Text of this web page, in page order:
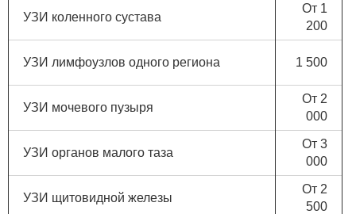
УЗИ коленного сустава
От 1
200
УЗИ лимфоузлов одного региона 1 500
УЗИ мочевого пузыря
От 2
000
УЗИ органов малого таза
От 3
000
УЗИ щитовидной железы
От 2
500